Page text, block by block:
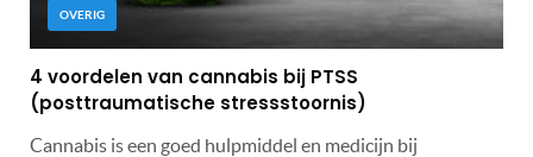
OVERIG
4 voordelen van cannabis bij PTSS
(posttraumatische stressstoornis)
Cannabis is een goed hulpmiddel en medicijn bij